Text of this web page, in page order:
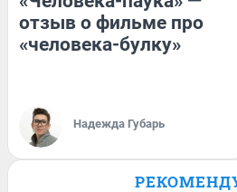
отзыв о фильме про
«человека-булку»
Надежда Губарь